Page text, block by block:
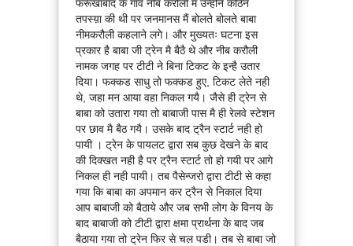
फर्रूखाबाद के गांव नीब करौली में उन्होंने कठिन
तपस्य़ा की थी पर जनमानस मैं बोलते बोलते बाबा
नीमकरौली कहलाने लगे। और मुख्यतः घटना इस
प्रकार है बाबा जी ट्रेन मै बैठै थे और नीब करौली
नामक जगह पर टीटी ने बिना टिकट के इन्है उतार
दिया। फक्कड साधु तो फक्कड हुए, टिकट लेते नही
थे, जहा मन आया वहा निकल गयै। जैसे ही ट्रेन से
बाबा को उतारा गया तो बाबाजी पास मै ही रेलवे स्टेशन
पर छाव मै बैठ गयै। उसके बाद ट्रैन स्टार्ट नही हो
पायी । ट्रेन के पायलट द्वारा सब कुछ देखने के बाद
की दिक्खत नही है पर ट्रैन स्टार्ट तो हो गयी पर आगे
निकल ही नही पायी। तब पैसेन्जरो द्वारा टीटी से कहा
गया कि बाबा का अपमान कर ट्रैन से निकाल दिया
आप बाबाजी को बैठाये और जब सभी लोग के विनय के
बाद बाबाजी को टीटी द्वारा क्षमा प्रार्थना के बाद जब
बैठाया गया तो ट्रेन फिर से चल पडी। तब से बाबा जो